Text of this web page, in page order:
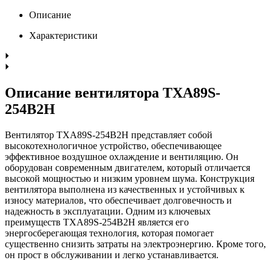
Описание
Характеристики
Описание вентилятора TXA89S-
254B2H
Вентилятор TXA89S-254B2H представляет собой
высокотехнологичное устройство, обеспечивающее
эффективное воздушное охлаждение и вентиляцию. Он
оборудован современным двигателем, который отличается
высокой мощностью и низким уровнем шума. Конструкция
вентилятора выполнена из качественных и устойчивых к
износу материалов, что обеспечивает долговечность и
надежность в эксплуатации. Одним из ключевых
преимуществ TXA89S-254B2H является его
энергосберегающая технология, которая помогает
существенно снизить затраты на электроэнергию. Кроме того,
он прост в обслуживании и легко устанавливается.